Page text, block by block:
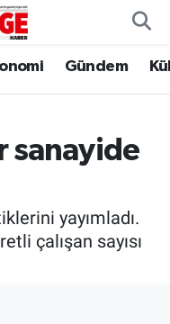
Gündem
sanayide
yayımladı.
çalışan sayısı
Fikstür